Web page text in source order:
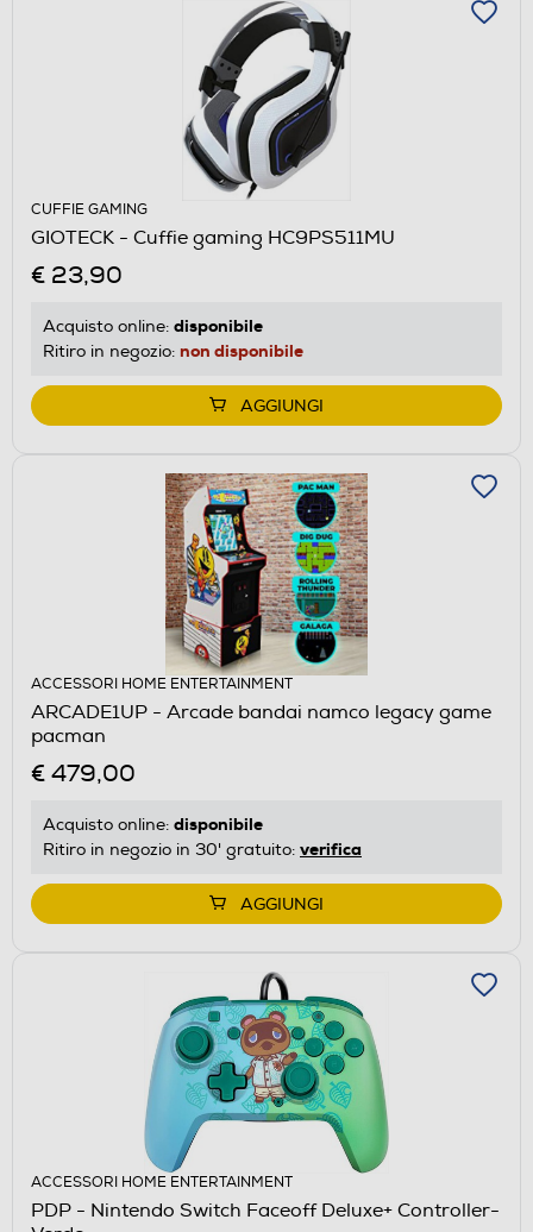
CUFFIE GAMING
GIOTECK - Cuffie gaming HC9PS511MU
€ 23,90
Acquisto online: disponibile
Ritiro in negozio: non disponibile
AGGIUNGI
ACCESSORI HOME ENTERTAINMENT
ARCADE1UP - Arcade bandai namco legacy game
pacman
€ 479,00
Acquisto online: disponibile
Ritiro in negozio in 30' gratuito: verifica
AGGIUNGI
ACCESSORI HOME ENTERTAINMENT
PDP - Nintendo Switch Faceoff Deluxe+ Controller-